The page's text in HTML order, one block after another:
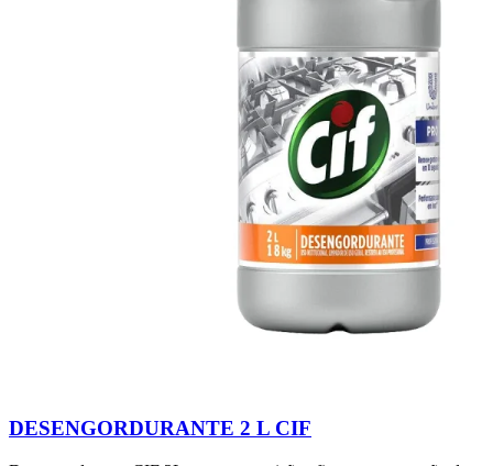
DESENGORDURANTE 2 L CIF